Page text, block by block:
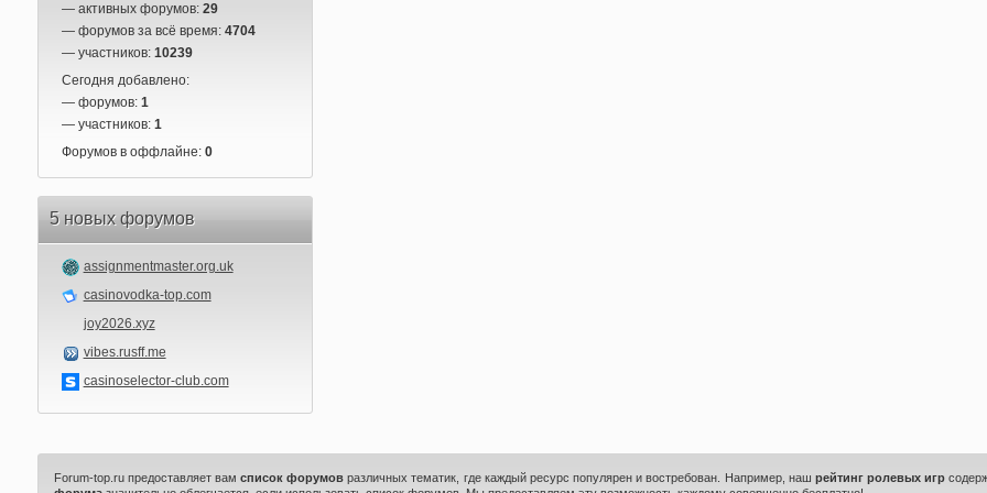
— активных форумов: 29
— форумов за всё время: 4704
— участников: 10239
Сегодня добавлено:
— форумов: 1
— участников: 1
Форумов в оффлайне: 0
5 новых форумов
assignmentmaster.org.uk
casinovodka-top.com
joy2026.xyz
vibes.rusff.me
casinoselector-club.com
Forum-top.ru предоставляет вамсписок форумов различных тематик, где каждый ресурс популярен и востребован. Например, наш рейтинг ролевых игр